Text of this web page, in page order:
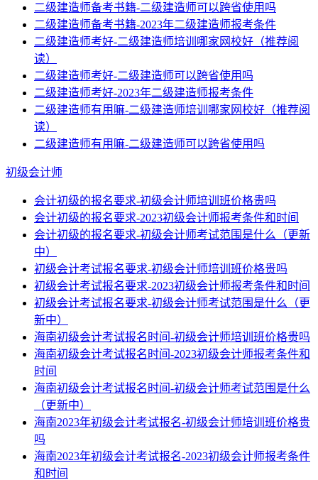
二级建造师备考书籍-二级建造师可以跨省使用吗
二级建造师备考书籍-2023年二级建造师报考条件
二级建造师考好-二级建造师培训哪家网校好（推荐阅
读）
二级建造师考好-二级建造师可以跨省使用吗
二级建造师考好-2023年二级建造师报考条件
二级建造师有用嘛-二级建造师培训哪家网校好（推荐阅
读）
二级建造师有用嘛-二级建造师可以跨省使用吗
初级会计师
会计初级的报名要求-初级会计师培训班价格贵吗
会计初级的报名要求-2023初级会计师报考条件和时间
会计初级的报名要求-初级会计师考试范围是什么（更新
中）
初级会计考试报名要求-初级会计师培训班价格贵吗
初级会计考试报名要求-2023初级会计师报考条件和时间
初级会计考试报名要求-初级会计师考试范围是什么（更
新中）
海南初级会计考试报名时间-初级会计师培训班价格贵吗
海南初级会计考试报名时间-2023初级会计师报考条件和
时间
海南初级会计考试报名时间-初级会计师考试范围是什么
（更新中）
海南2023年初级会计考试报名-初级会计师培训班价格贵
吗
海南2023年初级会计考试报名-2023初级会计师报考条件
和时间